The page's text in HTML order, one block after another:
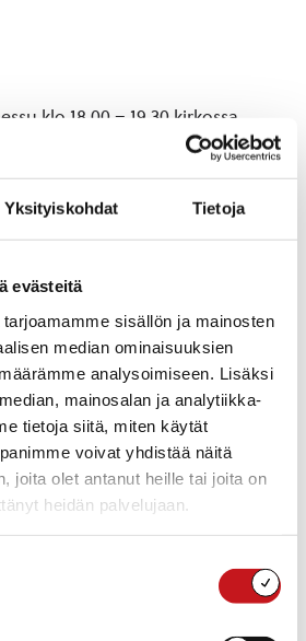
Yksityiskohdat Tietoja
evästeitä
sisällön ja mainosten
median ominaisuuksien
analysoimiseen. Lisäksi
mainosalan ja analytiikka-
tietoja siitä, miten käytät
voivat yhdistää näitä
joita olet antanut heille tai joita on
heidän palvelujaan.
klo 18.00 – 19.30 kirkossa
klo 9.30 – 10.15 lukion
Raija Mustonen.
laavulle. Kokoontuminen
klo 10.00
-15.00 Valtion virastotalon
– 17.00, vesijuoksu klo 17.30 –